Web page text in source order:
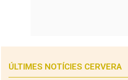
ÚLTIMES NOTÍCIES CERVERA